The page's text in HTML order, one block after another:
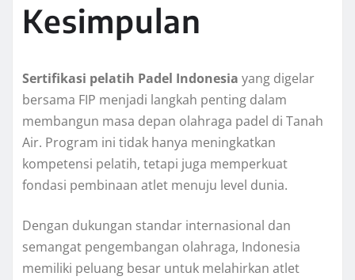
Kesimpulan
Sertifikasi pelatih Padel Indonesia yang digelar
bersama FIP menjadi langkah penting dalam
membangun masa depan olahraga padel di Tanah
Air. Program ini tidak hanya meningkatkan
kompetensi pelatih, tetapi juga memperkuat
fondasi pembinaan atlet menuju level dunia.
Dengan dukungan standar internasional dan
semangat pengembangan olahraga, Indonesia
memiliki peluang besar untuk melahirkan atlet